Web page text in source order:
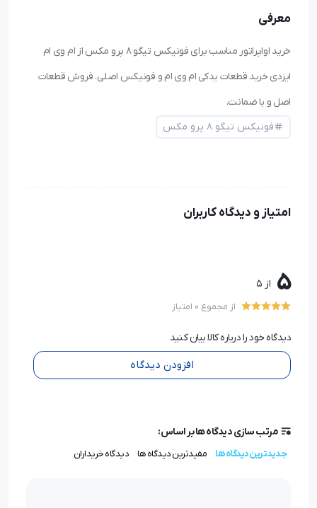
معرفی
خرید اواپراتور مناسب برای فونیکس تیگو ۸ پرو مکس از ام وی ام
ایزدی خرید قطعات یدکی ام وی ام و فونیکس اصلی. فروش قطعات
اصل و با ضمانت.
فونیکس تیگو ۸ پرو مکس
امتیاز و دیدگاه کاربران
5 از 5
از مجموع 0 امتیاز
دیدگاه خود را درباره کالا بیان کنید
افزودن دیدگاه
مرتب سازی دیدگاه ها بر اساس:
جدیدترین دیدگاه ها مفیدترین دیدگاه ها دیدگاه خریداران